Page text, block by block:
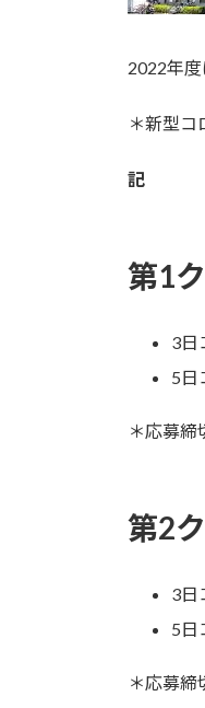
2022年
＊新型コ
記
第1
3日
5日
＊応募
第2
3日
5日
＊応募